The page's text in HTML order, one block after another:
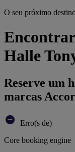
O seu próximo
Halle
Reserve um
marcas Accor
Erro(s de)
Core booking engine